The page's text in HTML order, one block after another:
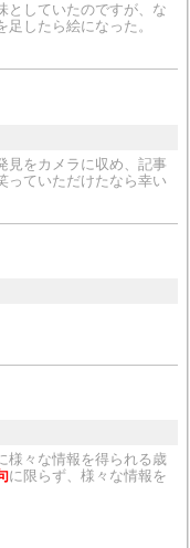
としていたのですが、な
したら絵になった。
見をカメラに収め、記事
っていただけたなら幸い
様々な情報を得られる歳
に限らず、様々な情報を